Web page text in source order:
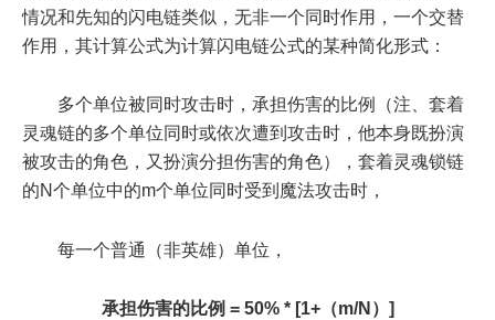
情况和先知的闪电链类似，无非一个同时作用，一个交替
作用，其计算公式为计算闪电链公式的某种简化形式：
多个单位被同时攻击时，承担伤害的比例（注、套着
灵魂链的多个单位同时或依次遭到攻击时，他本身既扮演
被攻击的角色，又扮演分担伤害的角色），套着灵魂锁链
的N个单位中的m个单位同时受到魔法攻击时，
每一个普通（非英雄）单位，
承担伤害的比例 = 50% * [1+（m/N）]